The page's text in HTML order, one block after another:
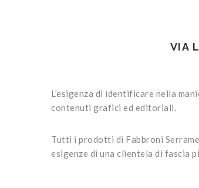
VIA
L’esigenza di identificare nella
contenuti grafici ed editoriali.
Tutti i prodotti di Fabbroni
esigenze di una clientela di fascia